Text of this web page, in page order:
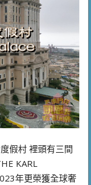
假村 裡頭有三間
KARL
年更榮獲全球奢